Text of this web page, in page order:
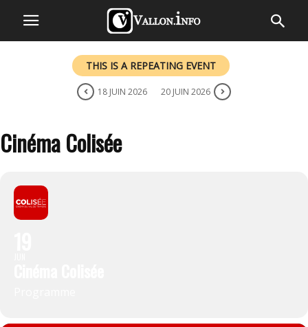
THIS IS A REPEATING EVENT
18 JUIN 2026 20 JUIN 2026
Cinéma Colisée